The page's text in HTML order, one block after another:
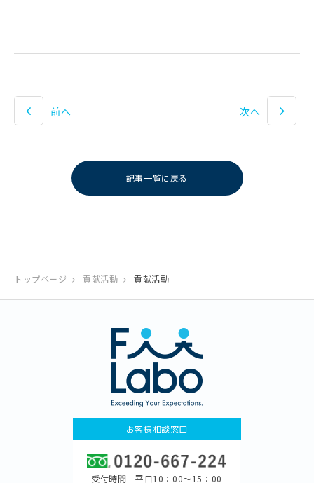
前へ 次へ
記事一覧に戻る
トップページ 貢献活動 貢献活動
お客様相談窓口
受付時間 平日10：00〜15：00